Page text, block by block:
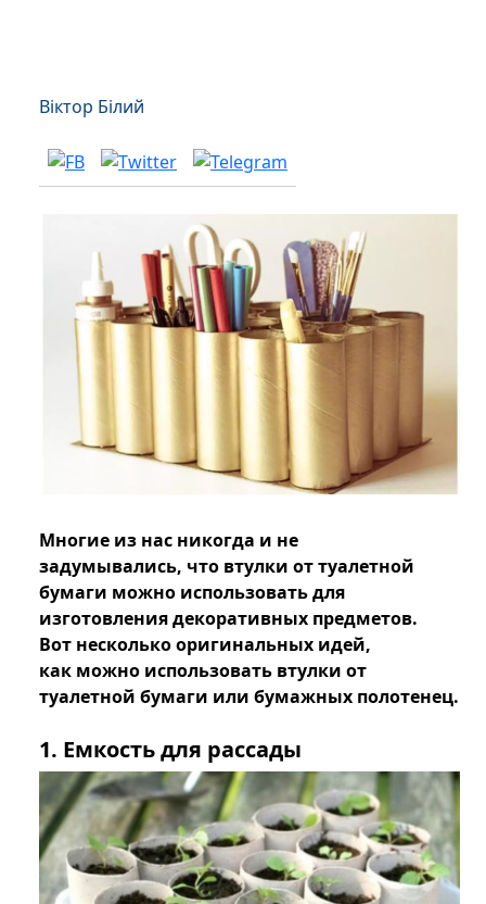
Віктор Білий
Многие из нас никогда и не
задумывались, что втулки от туалетной
бумаги можно использовать для
изготовления декоративных предметов.
Вот несколько оригинальных идей,
как можно использовать втулки от
туалетной бумаги или бумажных полотенец.
1. Емкость для рассады